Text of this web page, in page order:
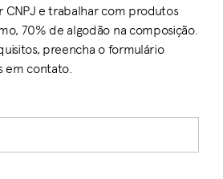
CNPJ e trabalhar com produtos
70% de algodão na composição.
preencha o formulário
em contato.